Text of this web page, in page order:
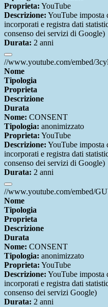
Proprieta: YouTube
Descrizione: YouTube imposta
incorporati e registra dati
consenso dei servizi di Google)
Durata: 2 anni
//www.youtube.com/embed/
Nome
Tipologia
Proprieta
Descrizione
Durata
Nome: CONSENT
Tipologia: anonimizzato
Proprieta: YouTube
Descrizione: YouTube imposta
incorporati e registra dati
consenso dei servizi di Google)
Durata: 2 anni
//www.youtube.com/embed/
Nome
Tipologia
Proprieta
Descrizione
Durata
Nome: CONSENT
Tipologia: anonimizzato
Proprieta: YouTube
Descrizione: YouTube imposta
incorporati e registra dati
consenso dei servizi Google)
Durata: 2 anni